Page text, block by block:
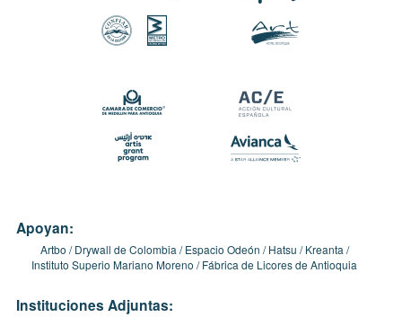
Apoyan:
Artbo Drywall de Colombia Espacio Odeón Hatsu
Kreanta
Instituto Superio Mariano Moreno
Fábrica de Licores de Antioquia
Instituciones Adjuntas: